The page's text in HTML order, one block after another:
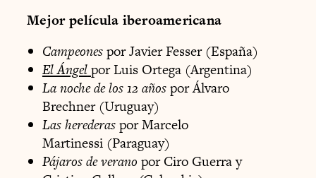
Mejor película iberoamericana
Campeonespor Javier Fesser (España)
El Ángelpor Luis Ortega (Argentina)
La noche de los 12 añospor Álvaro
Brechner (Uruguay)
Las herederaspor Marcelo
Martinessi (Paraguay)
Pájaros de verano por Ciro Guerra y